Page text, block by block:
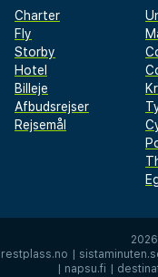
Charter
Fly
Storby
Hotel
Billeje
Afbudsrejser
Rejsemål
restplass.no
napsu.fi